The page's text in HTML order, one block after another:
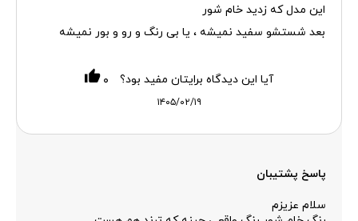
این مدل که زدید خام شور
بعد شستشو سفید نمیشه ، یا بی رنگ و رو و بور نمیشه
۱۴۰۵/۰۲/۱۹
آیا این دیدگاه برایتان مفید بود؟ ۰
پاسخ پشتیبان
سلام عزیزم